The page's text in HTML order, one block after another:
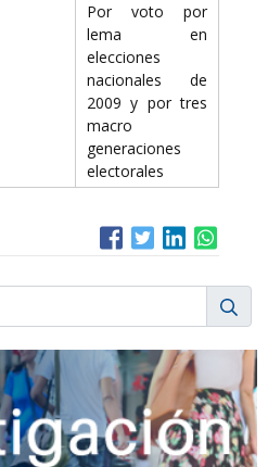
Por voto por
lema en
elecciones
nacionales de
2009 y por tres
macro
generaciones
electorales